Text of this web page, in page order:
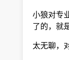
小狼对专
了的，就
太无聊，